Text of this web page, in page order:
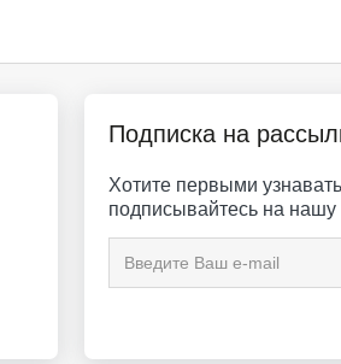
Подписка на
Хотите первыми
подписывайтесь на нашу